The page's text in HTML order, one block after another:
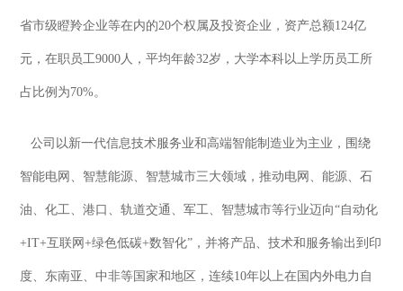
省市级瞪羚企业等在内的20个权属及投资企业，资产总额124亿
元，在职员工9000人，平均年龄32岁，大学本科以上学历员工所
占比例为70%。
公司以新一代信息技术服务业和高端智能制造业为主业，围绕
智能电网、智慧能源、智慧城市三大领域，推动电网、能源、石
油、化工、港口、轨道交通、军工、智慧城市等行业迈向“自动化
+IT+互联网+绿色低碳+数智化”，并将产品、技术和服务输出到印
度、东南亚、中非等国家和地区，连续10年以上在国内外电力自